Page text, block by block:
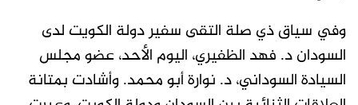
وفي سياق ذي صلة التقى سفير دولة الكويت لدى
السودان د. فهد الظفيري، اليوم الأحد، عضو مجلس
السيادة السوداني، د. نوارة أبو محمد. وأشادت بمتانة